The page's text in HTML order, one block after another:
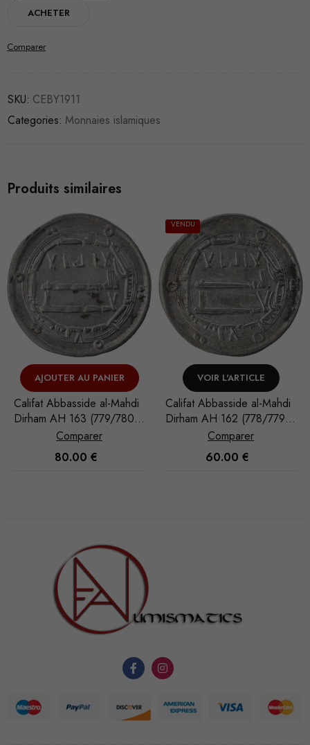
ACHETER
Comparer
SKU: CEBY1911
Categories: Monnaies islamiques
Produits similaires
AJOUTER AU PANIER
Califat Abbasside al-Mahdi
Dirham AH 163 (779/780)
Madinat al-Salam
Comparer
80.00 €
VENDU
VOIR L'ARTICLE
Califat Abbasside al-Mahdi
Dirham AH 162 (778/779)
Madinat al-Salam
Comparer
60.00 €
Nécessaire
Ces cookies
ne sont pas
Afin que
et la